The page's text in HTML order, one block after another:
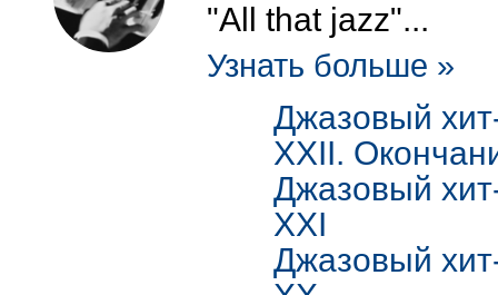
"All that jazz"...
Узнать больше »
Джазовый
XXII.
Джазовый
XXI
Джазовый